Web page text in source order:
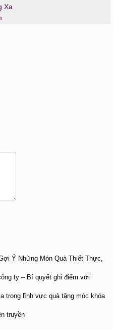
Xa
Ý Những Món Quà Thiết Thực,
ty – Bí quyết ghi điểm với
trong lĩnh vực quà tặng móc khóa
truyền